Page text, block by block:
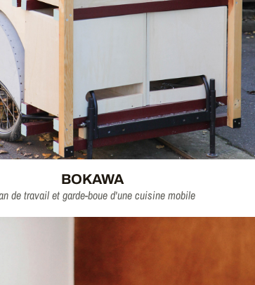
BOKAWA
de travail et garde-boue d'une cuisine mobile